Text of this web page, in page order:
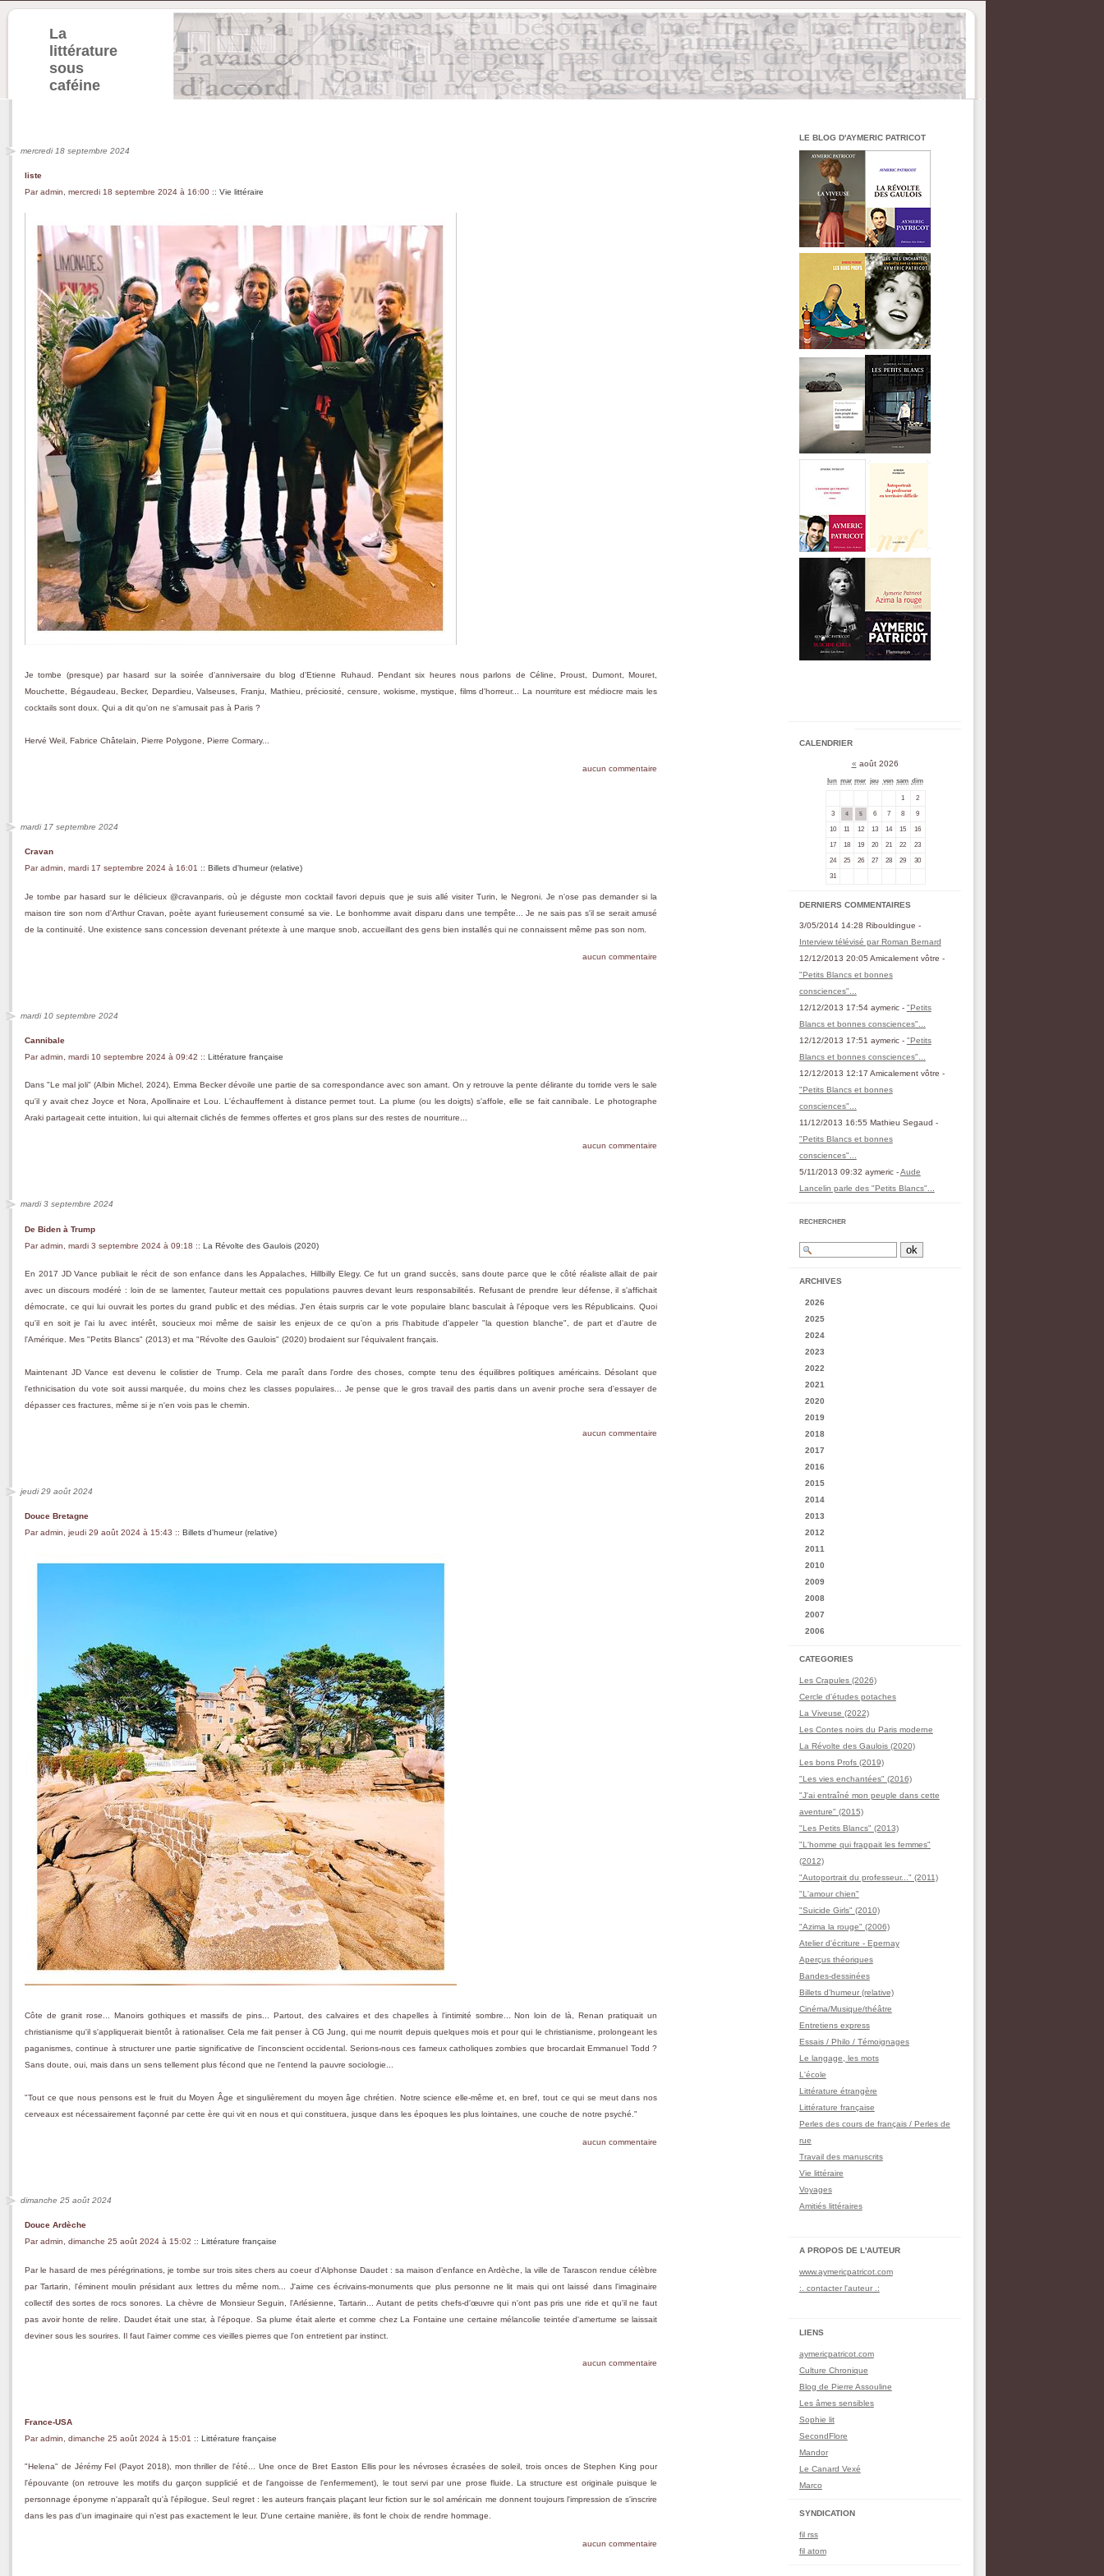
La
littérature
sous
caféine
mercredi 18 septembre 2024
liste
Par admin, mercredi 18 septembre 2024 à 16:00 :: Vie littéraire
Je tombe (presque) par hasard sur la soirée d'anniversaire du blog d'Etienne Ruhaud. Pendant six heures nous parlons de Céline, Proust, Dumont, Mouret,
Mouchette, Bégaudeau, Becker, Depardieu, Valseuses, Franju, Mathieu, préciosité, censure, wokisme, mystique, films d'horreur... La nourriture est médiocre mais les
cocktails sont doux. Qui a dit qu'on ne s'amusait pas à Paris ?
Hervé Weil, Fabrice Châtelain, Pierre Polygone, Pierre Cormary...
aucun commentaire
mardi 17 septembre 2024
Cravan
Par admin, mardi 17 septembre 2024 à 16:01 :: Billets d'humeur (relative)
Je tombe par hasard sur le délicieux @cravanparis, où je déguste mon cocktail favori depuis que je suis allé visiter Turin, le Negroni. Je n'ose pas demander si la
maison tire son nom d'Arthur Cravan, poète ayant furieusement consumé sa vie. Le bonhomme avait disparu dans une tempête... Je ne sais pas s'il se serait amusé
de la continuité. Une existence sans concession devenant prétexte à une marque snob, accueillant des gens bien installés qui ne connaissent même pas son nom.
aucun commentaire
mardi 10 septembre 2024
Cannibale
Par admin, mardi 10 septembre 2024 à 09:42 :: Littérature française
Dans "Le mal joli" (Albin Michel, 2024), Emma Becker dévoile une partie de sa correspondance avec son amant. On y retrouve la pente délirante du torride vers le sale
qu'il y avait chez Joyce et Nora, Apollinaire et Lou. L'échauffement à distance permet tout. La plume (ou les doigts) s'affole, elle se fait cannibale. Le photographe
Araki partageait cette intuition, lui qui alternait clichés de femmes offertes et gros plans sur des restes de nourriture...
aucun commentaire
mardi 3 septembre 2024
De Biden à Trump
Par admin, mardi 3 septembre 2024 à 09:18 :: La Révolte des Gaulois (2020)
En 2017 JD Vance publiait le récit de son enfance dans les Appalaches, Hillbilly Elegy. Ce fut un grand succès, sans doute parce que le côté réaliste allait de pair
avec un discours modéré : loin de se lamenter, l'auteur mettait ces populations pauvres devant leurs responsabilités. Refusant de prendre leur défense, il s'affichait
démocrate, ce qui lui ouvrait les portes du grand public et des médias. J'en étais surpris car le vote populaire blanc basculait à l'époque vers les Républicains. Quoi
qu'il en soit je l'ai lu avec intérêt, soucieux moi même de saisir les enjeux de ce qu'on a pris l'habitude d'appeler "la question blanche", de part et d'autre de
l'Amérique. Mes "Petits Blancs" (2013) et ma "Révolte des Gaulois" (2020) brodaient sur l'équivalent français.
Maintenant JD Vance est devenu le colistier de Trump. Cela me paraît dans l'ordre des choses, compte tenu des équilibres politiques américains. Désolant que
l'ethnicisation du vote soit aussi marquée, du moins chez les classes populaires... Je pense que le gros travail des partis dans un avenir proche sera d'essayer de
dépasser ces fractures, même si je n'en vois pas le chemin.
aucun commentaire
jeudi 29 août 2024
Douce Bretagne
Par admin, jeudi 29 août 2024 à 15:43 :: Billets d'humeur (relative)
Côte de granit rose... Manoirs gothiques et massifs de pins... Partout, des calvaires et des chapelles à l'intimité sombre... Non loin de là, Renan pratiquait un
christianisme qu'il s'appliquerait bientôt à rationaliser. Cela me fait penser à CG Jung, qui me nourrit depuis quelques mois et pour qui le christianisme, prolongeant les
paganismes, continue à structurer une partie significative de l'inconscient occidental. Serions-nous ces fameux catholiques zombies que brocardait Emmanuel Todd ?
Sans doute, oui, mais dans un sens tellement plus fécond que ne l'entend la pauvre sociologie...
"Tout ce que nous pensons est le fruit du Moyen Âge et singulièrement du moyen âge chrétien. Notre science elle-même et, en bref, tout ce qui se meut dans nos
cerveaux est nécessairement façonné par cette ère qui vit en nous et qui constituera, jusque dans les époques les plus lointaines, une couche de notre psyché."
aucun commentaire
dimanche 25 août 2024
Douce Ardèche
Par admin, dimanche 25 août 2024 à 15:02 :: Littérature française
Par le hasard de mes pérégrinations, je tombe sur trois sites chers au coeur d'Alphonse Daudet : sa maison d'enfance en Ardèche, la ville de Tarascon rendue célèbre
par Tartarin, l'éminent moulin présidant aux lettres du même nom... J'aime ces écrivains-monuments que plus personne ne lit mais qui ont laissé dans l'imaginaire
collectif des sortes de rocs sonores. La chèvre de Monsieur Seguin, l'Arlésienne, Tartarin... Autant de petits chefs-d'œuvre qui n'ont pas pris une ride et qu'il ne faut
pas avoir honte de relire. Daudet était une star, à l'époque. Sa plume était alerte et comme chez La Fontaine une certaine mélancolie teintée d'amertume se laissait
deviner sous les sourires. Il faut l'aimer comme ces vieilles pierres que l'on entretient par instinct.
aucun commentaire
France-USA
Par admin, dimanche 25 août 2024 à 15:01 :: Littérature française
"Helena" de Jérémy Fel (Payot 2018), mon thriller de l'été... Une once de Bret Easton Ellis pour les névroses écrasées de soleil, trois onces de Stephen King pour
l'épouvante (on retrouve les motifs du garçon supplicié et de l'angoisse de l'enfermement), le tout servi par une prose fluide. La structure est originale puisque le
personnage éponyme n'apparaît qu'à l'épilogue. Seul regret : les auteurs français plaçant leur fiction sur le sol américain me donnent toujours l'impression de s'inscrire
dans les pas d'un imaginaire qui n'est pas exactement le leur. D'une certaine manière, ils font le choix de rendre hommage.
aucun commentaire
LE BLOG D'AYMERIC PATRICOT
CALENDRIER
« août 2026
lun mar mer jeu ven sam dim
1 2
3 4 5 6 7 8 9
10 11 12 13 14 15 16
17 18 19 20 21 22 23
24 25 26 27 28 29 30
31
DERNIERS COMMENTAIRES
3/05/2014 14:28 Ribouldingue -
Interview télévisé par Roman Bernard
12/12/2013 20:05 Amicalement vôtre -
"Petits Blancs et bonnes
consciences"...
12/12/2013 17:54 aymeric - "Petits
Blancs et bonnes consciences"...
12/12/2013 17:51 aymeric - "Petits
Blancs et bonnes consciences"...
12/12/2013 12:17 Amicalement vôtre -
"Petits Blancs et bonnes
consciences"...
11/12/2013 16:55 Mathieu Segaud -
"Petits Blancs et bonnes
consciences"...
5/11/2013 09:32 aymeric -Aude
Lancelin parle des "Petits Blancs"...
RECHERCHER
ARCHIVES
2026
2025
2024
2023
2022
2021
2020
2019
2018
2017
2016
2015
2014
2013
2012
2011
2010
2009
2008
2007
2006
CATEGORIES
Les Crapules (2026)
Cercle d'études potaches
La Viveuse (2022)
Les Contes noirs du Paris moderne
La Révolte des Gaulois (2020)
Les bons Profs (2019)
"Les vies enchantées" (2016)
"J'ai entraîné mon peuple dans cette
aventure" (2015)
"Les Petits Blancs" (2013)
"L'homme qui frappait les femmes"
(2012)
"Autoportrait du professeur..." (2011)
"L'amour chien"
"Suicide Girls" (2010)
"Azima la rouge" (2006)
Atelier d'écriture - Epernay
Aperçus théoriques
Bandes-dessinées
Billets d'humeur (relative)
Cinéma/Musique/théâtre
Entretiens express
Essais / Philo / Témoignages
Le langage, les mots
L'école
Littérature étrangère
Littérature française
Perles des cours de français / Perles de
rue
Travail des manuscrits
Vie littéraire
Voyages
Amitiés littéraires
A PROPOS DE L'AUTEUR
www.aymericpatricot.com
:. contacter l'auteur .:
LIENS
aymericpatricot.com
Culture Chronique
Blog de Pierre Assouline
Les âmes sensibles
Sophie lit
SecondFlore
Mandor
Le Canard Vexé
Marco
SYNDICATION
fil rss
fil atom